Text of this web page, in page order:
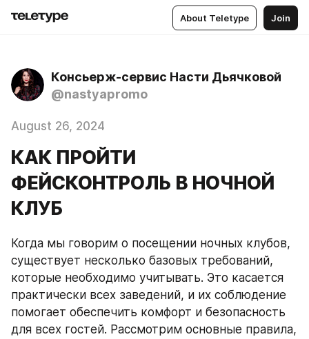
About Teletype Join
Консьерж-сервис Насти Дьячковой
@nastyapromo
August 26, 2024
КАК ПРОЙТИ
ФЕЙСКОНТРОЛЬ В НОЧНОЙ
КЛУБ
Когда мы говорим о посещении ночных клубов,
существует несколько базовых требований,
которые необходимо учитывать. Это касается
практически всех заведений, и их соблюдение
помогает обеспечить комфорт и безопасность
для всех гостей. Рассмотрим основные правила,